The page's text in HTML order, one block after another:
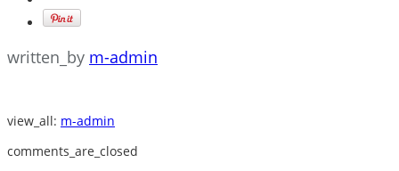
written_by m-admin
view_all: m-admin
comments_are_closed